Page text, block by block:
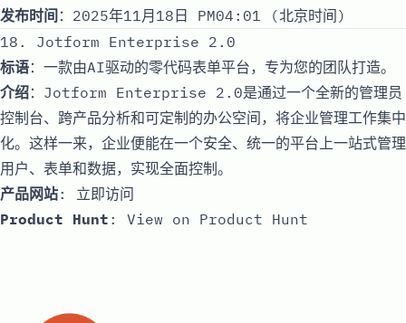
发布时间 ：2025年11月18日 PM04:01 (北京时间)
18. Jotform Enterprise 2.0
标语：一款由AI驱动的零代码表单平台，专为您的团队打造。
介绍：Jotform Enterprise 2.0是通过一个全新的管理员
控制台、跨产品分析和可定制的办公空间，将企业管理工作集中
化。这样一来，企业便能在一个安全、统一的平台上一站式管理
用户、表单和数据，实现全面控制。
产品网站: 立即访问
Product Hunt : View on Product Hunt